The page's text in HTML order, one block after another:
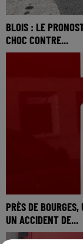
BLOIS : LE
CHOC CONTRE...
PRÈS DE
UN ACCIDENT DE...